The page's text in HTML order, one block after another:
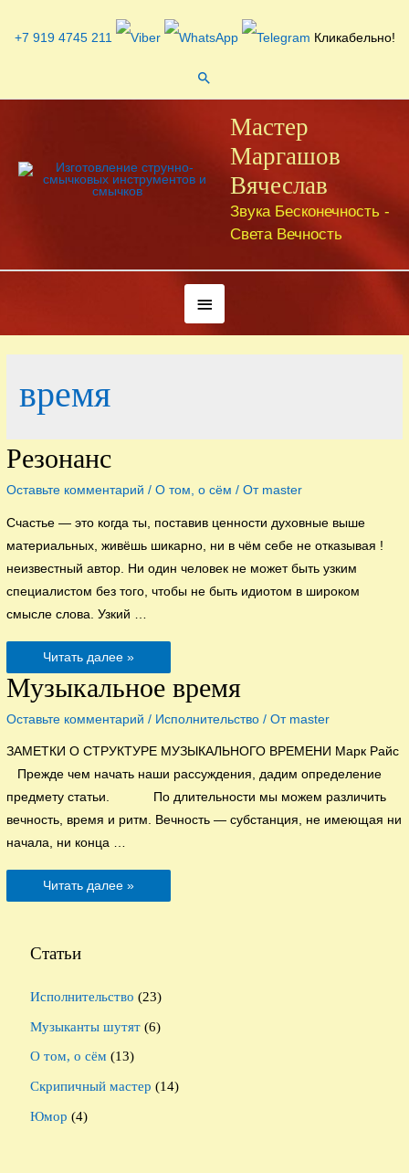
+7 919 4745 211 Кликабельно!
Поиск
Мастер
Маргашов
Вячеслав
Звука Бесконечность -
Света Вечность
Под
хедером
время
Резонанс
Оставьте комментарий /О том, о сём / От master
Счастье — это когда ты, поставив ценности духовные выше
материальных, живёшь шикарно, ни в чём себе не отказывая !
неизвестный автор. Ни один человек не может быть узким
специалистом без того, чтобы не быть идиотом в широком
смысле слова. Узкий …
Резонанс
Читать далее »
Музыкальное время
Оставьте комментарий / Исполнительство / От master
ЗАМЕТКИ О СТРУКТУРЕ МУЗЫКАЛЬНОГО ВРЕМЕНИ Марк Райс
Прежде чем начать наши рассуждения, дадим определение
предмету статьи. По длительности мы можем различить
вечность, время и ритм. Вечность — субстанция, не имеющая ни
начала, ни конца …
Музыкальное
время
Читать далее »
Статьи
Исполнительство (23)
Музыканты шутят (6)
О том, о сём (13)
Скрипичный мастер (14)
Юмор (4)